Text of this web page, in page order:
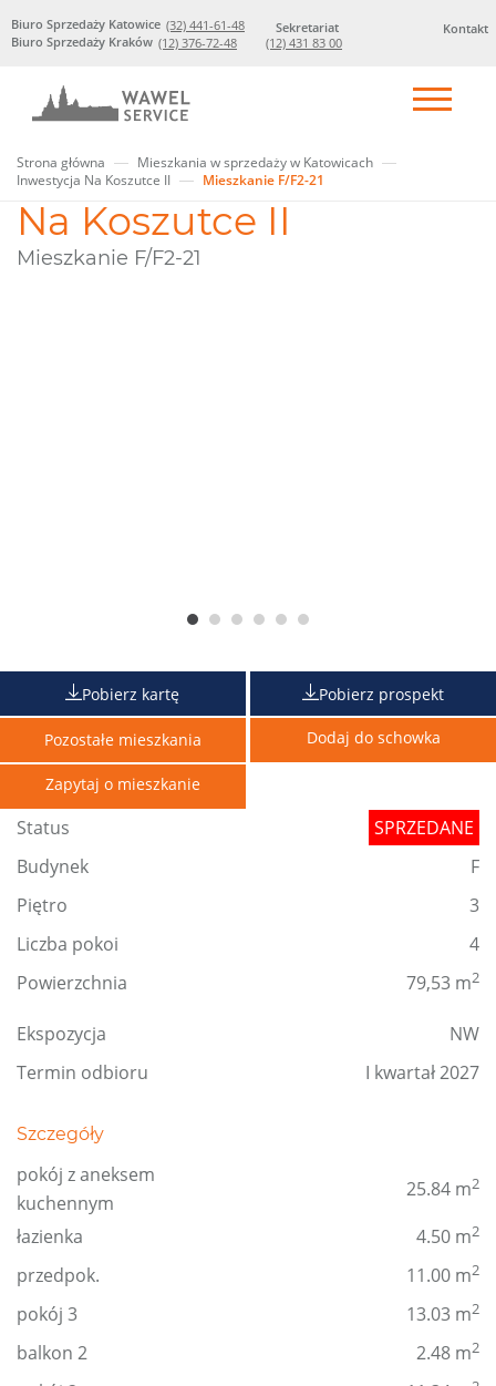
Kontakt
Biuro Sprzedaży Katowice (32) 441-61-48
Biuro Sprzedaży Kraków (12) 376-72-48
Sekretariat
(12) 431 83 00
Strona główna
Mieszkania w sprzedaży w Katowicach
Inwestycja Na Koszutce II
Mieszkanie F/F2-21
Status
SPRZEDANE
Budynek
F
Piętro
3
Liczba pokoi
4
Powierzchnia
79,53 m2
Ekspozycja
NW
Termin odbioru
I kwartał 2027
Szczegóły
pokój z aneksem
kuchennym
25.84 m2
łazienka 4.50 m2
przedpok. 11.00 m2
pokój 3 13.03 m2
balkon 2 2.48 m2
Na Koszutce II
Mieszkanie F/F2-21
Pobierz kartę Pobierz prospekt
Pozostałe mieszkania Dodaj do schowka
Zapytaj o mieszkanie